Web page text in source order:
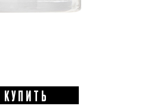
КУПИТЬ